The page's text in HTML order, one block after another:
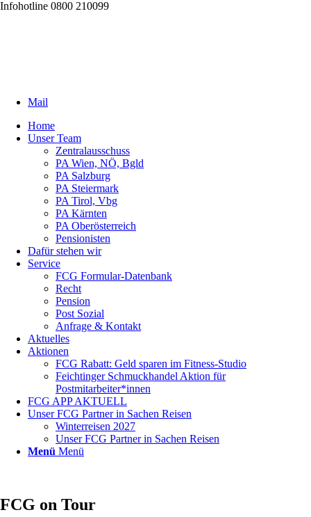
Infohotline 0800 210099
Mail
Home
Unser Team
Zentralausschuss
PA Wien, NÖ, Bgld
PA Salzburg
PA Steiermark
PA Tirol, Vbg
PA Kärnten
PA Oberösterreich
Pensionisten
Dafür stehen wir
Service
FCG Formular-Datenbank
Recht
Pension
Post Sozial
Anfrage & Kontakt
Aktuelles
Aktionen
FCG Rabatt: Geld sparen im Fitness-Studio
Feichtinger Schmuckhandel Aktion für
Postmitarbeiter*innen
FCG APP AKTUELL
Unser FCG Partner in Sachen Reisen
Winterreisen 2027
Unser FCG Partner in Sachen Reisen
Menü Menü
FCG on Tour